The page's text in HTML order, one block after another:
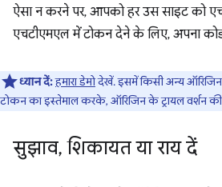
ऐसा न करने पर, आपको हर उस साइट को
एचटीएमएल में टोकन देने के लिए, अपना कोड
ध्यान दें:हमारा डेमोदेखें. इसमें किसी अन्य
टोकन का इस्तेमाल करके, ऑरिजिन के ट्रायल वर्शन
सुझाव, शिकायत या राय दें